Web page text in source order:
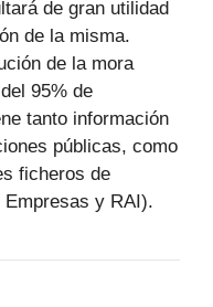
de gran utilidad
de la misma.
de la mora
95% de
tanto información
públicas, como
ficheros de
Empresas y RAI).